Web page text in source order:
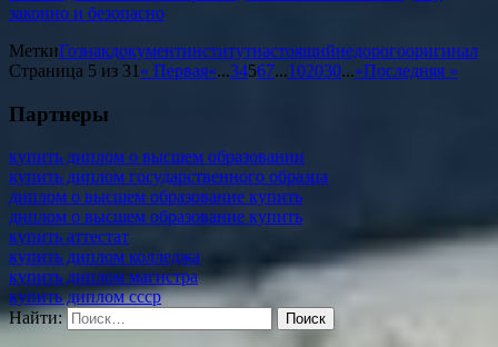
законно и безопасно
МеткиГознакдокументинститутнастоящийнедорогооригинал
Страница 5 из 31 « Первая«...34567...102030...»Последняя »
Партнеры
купить диплом о высшем образовании
купить диплом государственного образца
диплом о высшем образование купить
диплом о высшем образование купить
купить аттестат
купить диплом колледжа
купить диплом магистра
купить диплом ссср
Найти: